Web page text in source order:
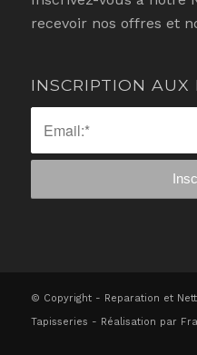
recevoir nos offres et
INSCRIPTION AUX
© Copyright - Reparation et
Tapisseries - Réalisation par